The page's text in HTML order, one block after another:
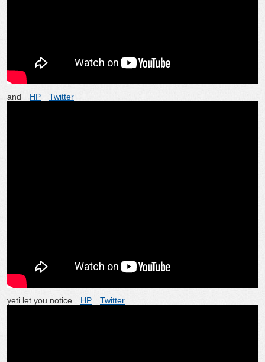
and HP Twitter
yeti let you notice HP Twitter